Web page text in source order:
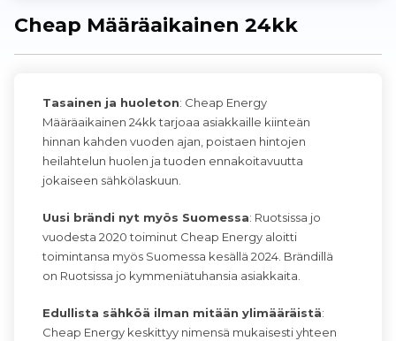
Cheap Määräaikainen 24kk
Tasainen ja huoleton: Cheap Energy
Määräaikainen 24kk tarjoaa asiakkaille kiinteän
hinnan kahden vuoden ajan, poistaen hintojen
heilahtelun huolen ja tuoden ennakoitavuutta
jokaiseen sähkölaskuun.
Uusi brändi nyt myös Suomessa: Ruotsissa jo
vuodesta 2020 toiminut Cheap Energy aloitti
toimintansa myös Suomessa kesällä 2024. Brändillä
on Ruotsissa jo kymmeniätuhansia asiakkaita.
Edullista sähköä ilman mitään ylimääräistä:
Cheap Energy keskittyy nimensä mukaisesti yhteen